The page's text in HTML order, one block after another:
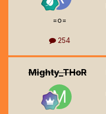
=o=
254
Mighty_THoR